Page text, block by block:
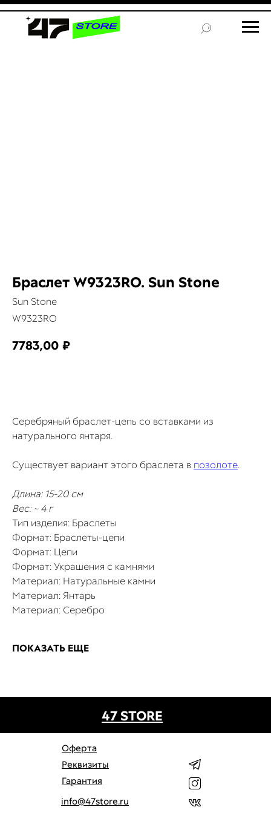
Браслет W9323RO. Sun Stone
Sun Stone
W9323RO
7783,00 ₽
Серебряный браслет-цепь со вставками из
натурального янтаря.
Существует вариант этого браслета в позолоте.
Длина: 15-20 см
Вес: ~ 4 г
Тип изделия: Браслеты
Формат: Браслеты-цепи
Формат: Цепи
Формат: Украшения с камнями
Материал: Натуральные камни
Материал: Янтарь
Материал: Серебро
ПОКАЗАТЬ ЕЩЕ
info@47store.ru
Оферта
Реквизиты
Гарантия
47 STORE